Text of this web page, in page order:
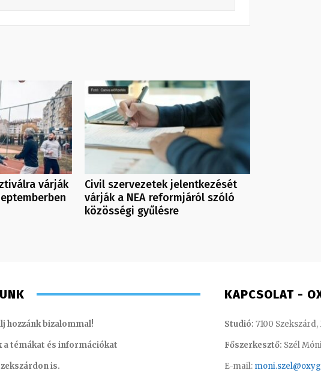
várják
Civil szervezetek jelentkezését
várják a NEA reformjáról szóló
közösségi gyűlésre
hozzánk bizalommal!
a témákat és információkat
is.
KAPCSOLAT -
Studió: 7100
Főszerkesztő: Szél
E-mail: